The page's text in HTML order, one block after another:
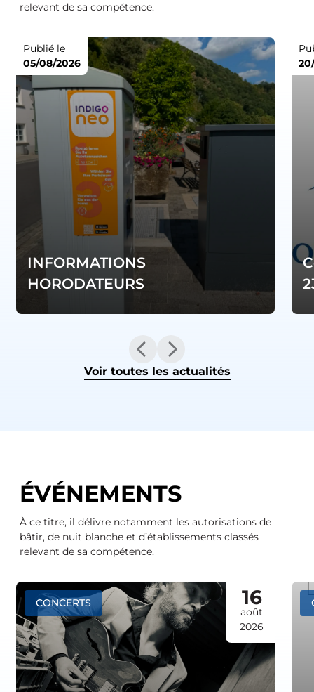
relevant de sa compétence.
INFORMATIONS
HORODATEURS
Publié le
05/08/2026
Voir toutes les actualités
ÉVÉNEMENTS
À ce titre, il délivre notamment les autorisations de
bâtir, de nuit blanche et d’établissements classés
relevant de sa compétence.
CONCERTS 16
août
2026